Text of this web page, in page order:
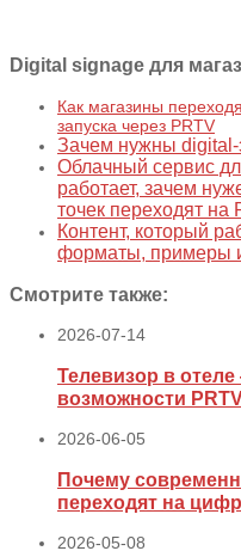
Digital signage для
Как магазины
запуска через PRTV
Зачем нужны digital-
Облачный сервис
работает, зачем
точек переходят на
Контент, который
форматы, примеры
Смотрите также:
2026-07-14
Телевизор в
возможности
2026-06-05
Почему
переходят на
2026-05-08